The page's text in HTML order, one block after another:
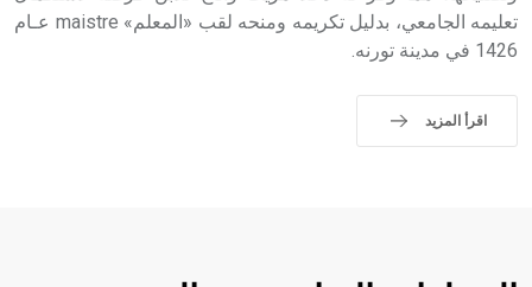
تعليمه الجامعي، بدليل تكريمه ومنحه لقب «المعلم» maistre عـام
1426 في مدينة تورنه.
اقرأ المزيد